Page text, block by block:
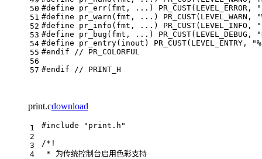
50
51
52
53
54
55
56
57
#define pr_err(fmt, ...) PR_CUST(LEVEL_ERROR,
#define pr_warn(fmt, ...) PR_CUST(LEVEL_WARN,
#define pr_info(fmt, ...) PR_CUST(LEVEL_INFO,
#define pr_bug(fmt, ...) PR_CUST(LEVEL_DEBUG,
#define pr_entry(inout) PR_CUST(LEVEL_ENTRY,
#endif
// PR_COLORFUL
#endif // PRINT_H
print.cdownload
1
2
3
4
#include
"print.h"
/*!
* 为传统控制台启用色彩支持